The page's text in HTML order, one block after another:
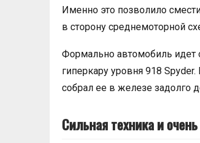
Именно это позволило
в сторону среднемоторной
Формально автомобиль идет
гиперкару уровня 918
собрал ее в железе задолго
Сильная техника и